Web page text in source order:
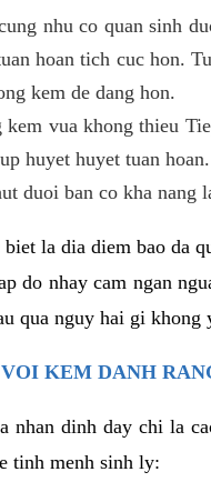
nhu co quan sinh
hoan tich cuc hon.
kem de dang hon.
vua khong thieu
huyet huyet tuan hoan.
duoi ban co kha nang
la dia diem bao da
do nhay cam ngan
qua nguy hai gi khong
KEM DANH
nhan dinh day chi la
tinh menh sinh ly: